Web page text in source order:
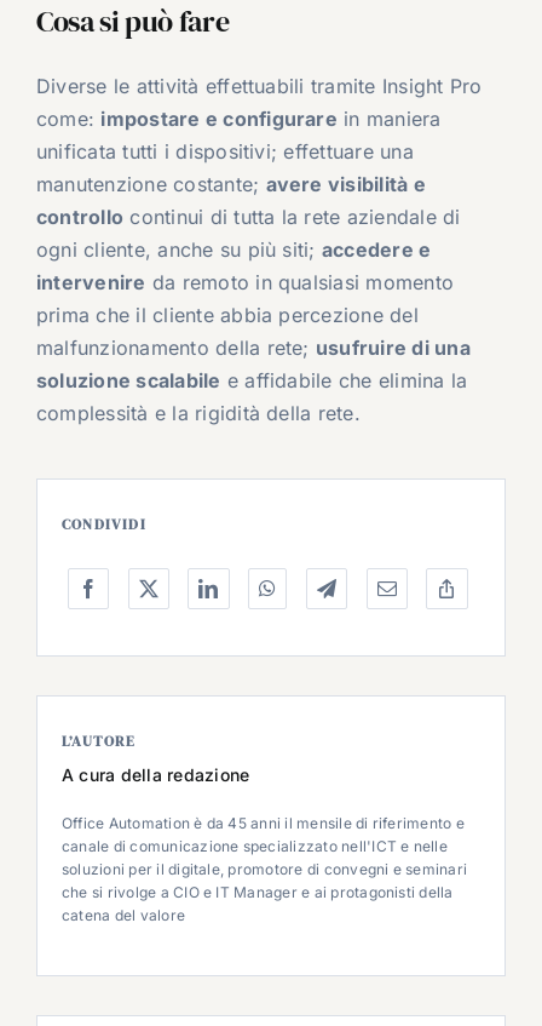
Cosa si può fare
Diverse le attività effettuabili tramite Insight Pro
come: impostare e configurare in maniera
unificata tutti i dispositivi; effettuare una
manutenzione costante; avere visibilità e
controllo continui di tutta la rete aziendale di
ogni cliente, anche su più siti; accedere e
intervenire da remoto in qualsiasi momento
prima che il cliente abbia percezione del
malfunzionamento della rete; usufruire di una
soluzione scalabile e affidabile che elimina la
complessità e la rigidità della rete.
CONDIVIDI
L’AUTORE
A cura della redazione
Office Automation è da 45 anni il mensile di riferimento e
canale di comunicazione specializzato nell'ICT e nelle
soluzioni per il digitale, promotore di convegni e seminari
che si rivolge a CIO e IT Manager e ai protagonisti della
catena del valore